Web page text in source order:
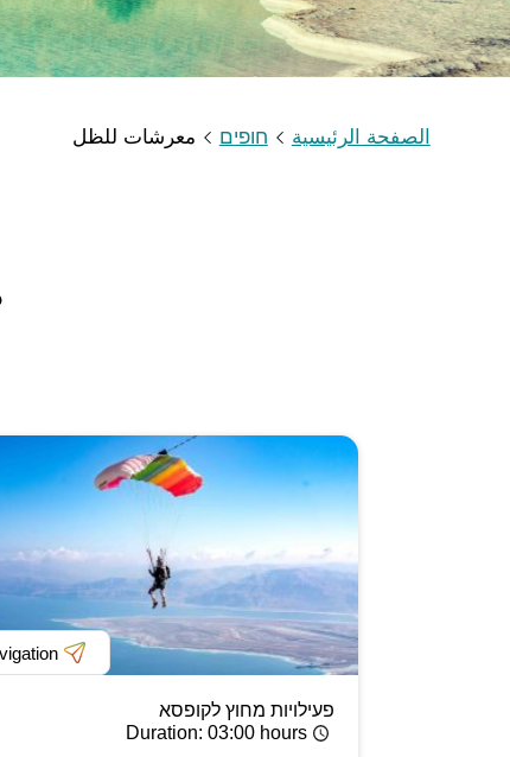
الصفحة الرئيسية חופים معرشات للظل
פעילויות מחוץ לקופסא
Duration: 03:00 hours